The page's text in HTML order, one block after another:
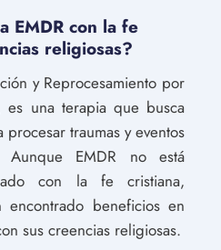
EMDR con la fe
religiosas?
y Reprocesamiento por
es una terapia que busca
traumas y eventos
EMDR no está
con la fe cristiana,
encontrado beneficios en
sus creencias religiosas.